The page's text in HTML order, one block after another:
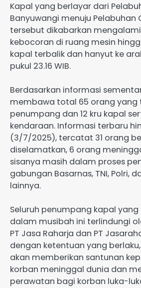
Kapal yang berlayar dari
Banyuwangi menuju Pelabuhan
tersebut dikabarkan
kebocoran di ruang mesin
kapal terbalik dan hanyut ke
pukul 23.16 WIB.
Berdasarkan informasi
membawa total 65 orang yang
penumpang dan 12 kru kapal
kendaraan. Informasi terbaru
(3/7/2025), tercatat 31 orang
diselamatkan, 6 orang
sisanya masih dalam proses
gabungan Basarnas, TNI, Polri,
lainnya.
Seluruh penumpang kapal
dalam musibah ini terlindungi
PT Jasa Raharja dan PT
dengan ketentuan yang berlaku,
akan memberikan santunan
korban meninggal dunia dan
perawatan bagi korban luka-